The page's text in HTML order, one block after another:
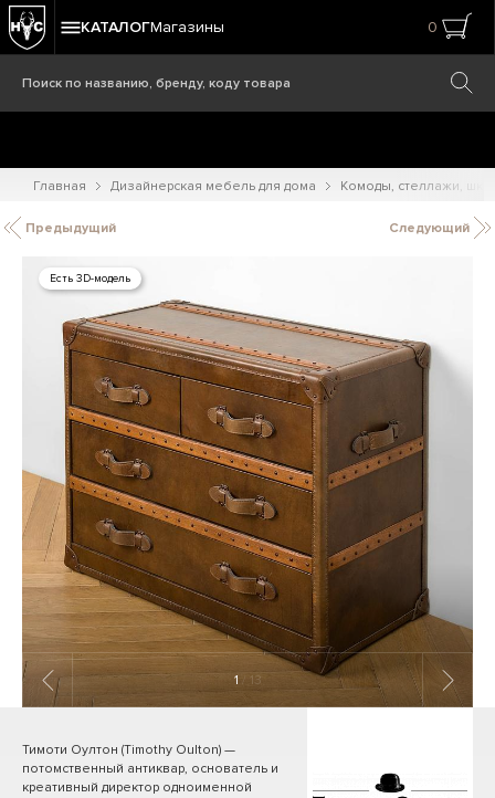
КАТАЛОГМагазины 0
Главная Дизайнерская мебель для дома Комоды, стеллажи,
Предыдущий Следующий
Есть 3D-модель
1 / 13
Тимоти Оултон (Timothy Oulton) —
потомственный антиквар, основатель и
креативный директор одноименной